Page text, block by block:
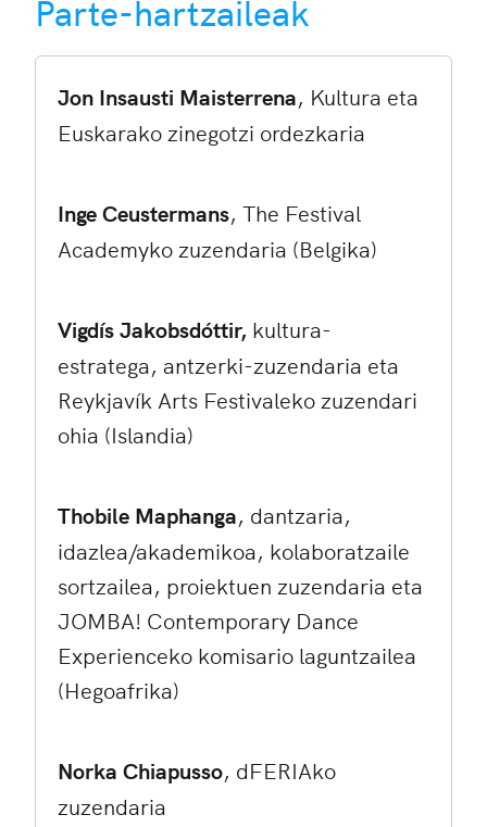
Parte-hartzaileak
Jon Insausti Maisterrena, Kultura eta
Euskarako zinegotzi ordezkaria
Inge Ceustermans, The Festival
Academyko zuzendaria (Belgika)
Vigdís Jakobsdóttir, kultura-
estratega, antzerki-zuzendaria eta
Reykjavík Arts Festivaleko zuzendari
ohia (Islandia)
Thobile Maphanga, dantzaria,
idazlea/akademikoa, kolaboratzaile
sortzailea, proiektuen zuzendaria eta
JOMBA! Contemporary Dance
Experienceko komisario laguntzailea
(Hegoafrika)
Norka Chiapusso, dFERIAko
zuzendaria